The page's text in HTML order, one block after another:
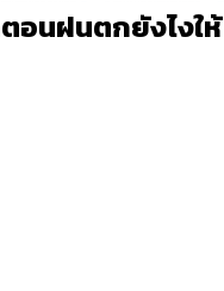
อนฝนตกยังไงให้